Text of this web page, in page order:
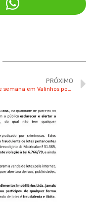
PRÓXIMO
Final de semana em Valinhos pode ter céu nublado e mínima de 12°C